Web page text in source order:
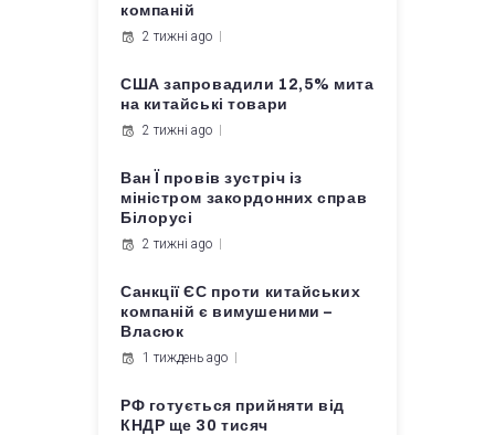
компаній
2 тижні ago
США запровадили 12,5% мита
на китайські товари
2 тижні ago
Ван Ї провів зустріч із
міністром закордонних справ
Білорусі
2 тижні ago
Санкції ЄС проти китайських
компаній є вимушеними –
Власюк
1 тиждень ago
РФ готується прийняти від
КНДР ще 30 тисяч